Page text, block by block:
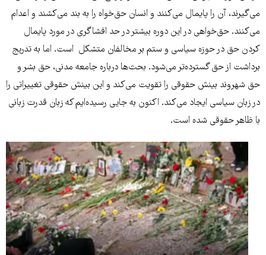
می‌گیرند، آن را پایمال می‌کنند و انسان حق‌خواه را به بند می‌کشند و اعدام
می‌کنند. حق‌خواهی در این دوره بیشتر در حد افشاگری در مورد پایمال
کردن حق در حوزه سیاسی و ستم بر مخالفان متشکل است. اما به تدریج
برداشت از حق گسترده‌تر می‌شود. بحث‌ها درباره جامعه مدنی، حق بشر و
حق شهروند بینش حقوقی را تقویت می‌کند و این بینش حقوقی تغییراتی را
در زبان سیاسی ایجاد می‌کند. اکنون به جایی رسیده‌ایم که زبان قدرت زبانی
با ظاهر حقوقی شده است.